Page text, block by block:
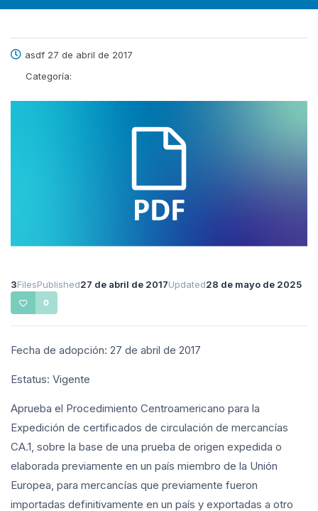
asdf 27 de abril de 2017
Categoría:
3FilesPublished27 de abril de 2017Updated28 de mayo de 2025
0
Fecha de adopción: 27 de abril de 2017
Estatus: Vigente
Aprueba el Procedimiento Centroamericano para la
Expedición de certificados de circulación de mercancías
CA.1, sobre la base de una prueba de origen expedida o
elaborada previamente en un país miembro de la Unión
Europea, para mercancías que previamente fueron
importadas definitivamente en un país y exportadas a otro